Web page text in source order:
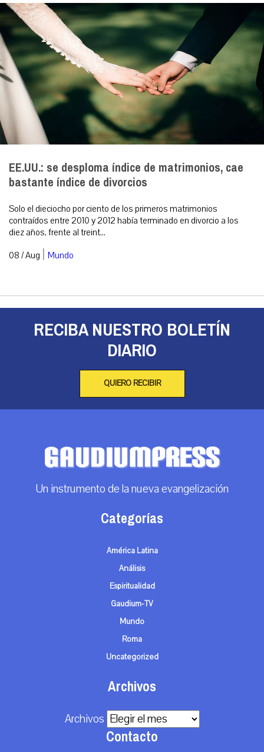
EE.UU.: se desploma índice de matrimonios, cae
bastante índice de divorcios
Solo el dieciocho por ciento de los primeros matrimonios
contraídos entre 2010 y 2012 había terminado en divorcio a los
diez años, frente al treint...
08 / Aug | Mundo
RECIBA NUESTRO BOLETÍN
DIARIO
QUIERO RECIBIR
Un instrumento de la nueva evangelización
Categorías
América Latina
Análisis
Espiritualidad
Gaudium-TV
Mundo
Roma
Uncategorized
Archivos
Archivos
Contacto